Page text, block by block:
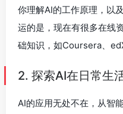
你理解AI的工作原理，以
运的是，现在有很多在线
础知识，如Coursera、
2. 探索AI在日常生
AI的应用无处不在，从智